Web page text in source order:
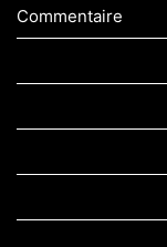
Commentaire